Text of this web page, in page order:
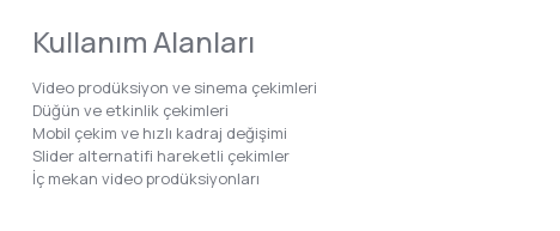
Kullanım Alanları
Video prodüksiyon ve sinema çekimleri
Düğün ve etkinlik çekimleri
Mobil çekim ve hızlı kadraj değişimi
Slider alternatifi hareketli çekimler
İç mekan video prodüksiyonları